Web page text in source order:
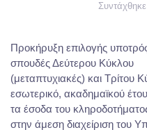
Συντάχθηκε
Προκήρυξη επιλογής
σπουδές Δεύτερου Κύκλου
(μεταπτυχιακές) και Τρίτου
εσωτερικό, ακαδημαϊκού
τα έσοδα του
στην άμεση διαχείριση του